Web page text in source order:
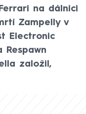
na dálnici
Zampelly v
Electronic
Respawn
založil,